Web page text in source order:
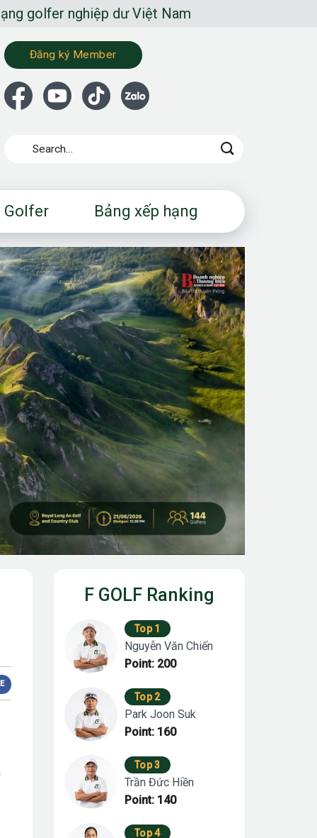
dư Việt Nam
Đăng ký Member
Golfer Bảng xếp hạng
F GOLF Ranking
Top 1
Nguyễn Văn Chiến
Point: 200
Top 2
Park Joon Suk
Point: 160
Top 3
Trần Đức Hiền
Point: 140
Top 4